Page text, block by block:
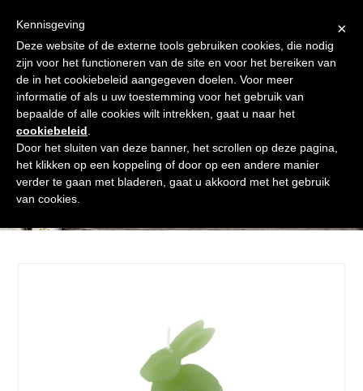
content
Afrekenen
Winkelmand Shop
Open
mobile
menu
Close
mobile
menu
Shop
×
Kennisgeving
Deze website of de externe tools gebruiken cookies, die nodig
zijn voor het functioneren van de site en voor het bereiken van
de in het cookiebeleid aangegeven doelen. Voor meer
informatie of als u uw toestemming voor het gebruik van
bepaalde of alle cookies wilt intrekken, gaat u naar het
cookiebeleid
Door het sluiten van deze banner, het scrollen op deze pagina,
het klikken op een koppeling of door op een andere manier
verder te gaan met bladeren, gaat u akkoord met het gebruik
van cookies.